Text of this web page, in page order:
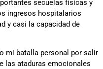
secuelas físicas y
ingresos hospitalarios
y casi la capacidad de
mi batalla personal por salir
las ataduras emocionales